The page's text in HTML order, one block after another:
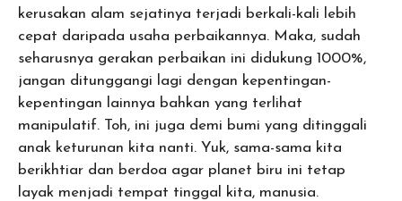
kerusakan alam sejatinya terjadi berkali-kali lebih
cepat daripada usaha perbaikannya. Maka, sudah
seharusnya gerakan perbaikan ini didukung 1000%,
jangan ditunggangi lagi dengan kepentingan-
kepentingan lainnya bahkan yang terlihat
manipulatif. Toh, ini juga demi bumi yang ditinggali
anak keturunan kita nanti. Yuk, sama-sama kita
berikhtiar dan berdoa agar planet biru ini tetap
layak menjadi tempat tinggal kita, manusia.